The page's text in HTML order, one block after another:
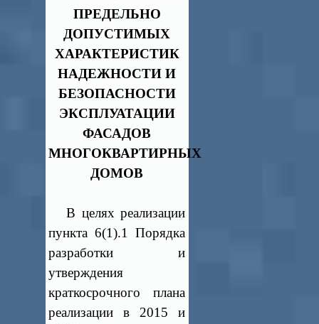
ПРЕДЕЛЬНО
ДОПУСТИМЫХ
ХАРАКТЕРИСТИК
НАДЕЖНОСТИ И
БЕЗОПАСНОСТИ
ЭКСПЛУАТАЦИИ
ФАСАДОВ
МНОГОКВАРТИРНЫХ
ДОМОВ
В целях реализации
пункта 6(1).1 Порядка
разработки и
утверждения
краткосрочного плана
реализации в 2015 и